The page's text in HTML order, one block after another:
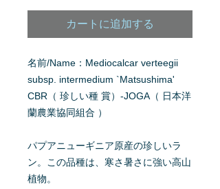
カートに追加する
名前/Name：Mediocalcar verteegii
subsp. intermedium `Matsushima'
CBR（ 珍しい種 賞）-JOGA（ 日本洋
蘭農業協同組合 ）
パプアニューギニア原産の珍しいラ
ン。この品種は、寒さ暑さに強い高山
植物。